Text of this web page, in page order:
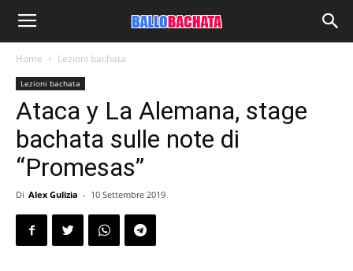
Home Lezioni bachata
Lezioni bachata
Ataca y La Alemana, stage
bachata sulle note di
“Promesas”
Di Alex Gulizia - 10 Settembre 2019